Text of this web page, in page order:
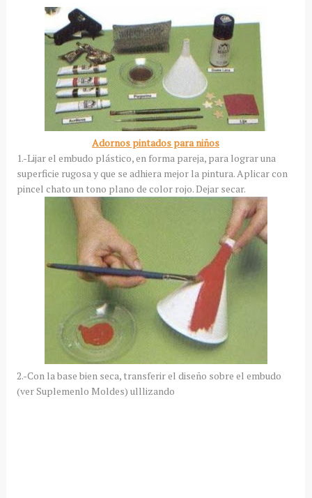
Adornos pintados para niños
1.-Lijar el embudo plástico, en forma pareja, para lograr una
superficie rugosa y que se adhiera mejor la pintura. Aplicar con
pincel chato un tono plano de color rojo. Dejar secar.
2.-Con la base bien seca, transferir el diseño sobre el embudo
(ver Suplemenlo Moldes) ulllizando